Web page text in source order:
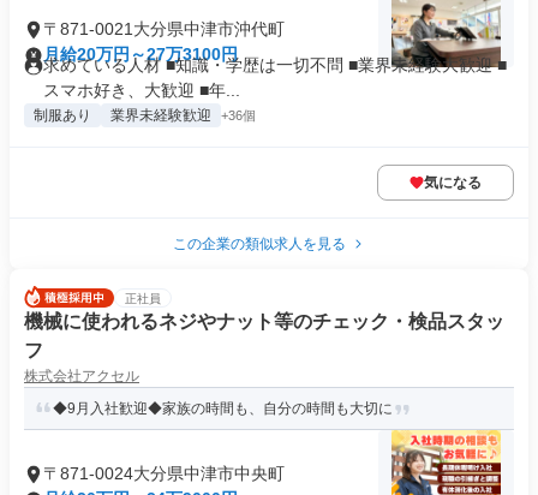
〒871-0021大分県中津市沖代町
月給20万円～27万3100円
求めている人材 ■知識・学歴は一切不問 ■業界未経験大歓迎 ■
スマホ好き、大歓迎 ■年...
制服あり 業界未経験歓迎 +36個
気になる
この企業の類似求人を見る
正社員
機械に使われるネジやナット等のチェック・検品スタッ
フ
株式会社アクセル
◆9月入社歓迎◆家族の時間も、自分の時間も大切に
〒871-0024大分県中津市中央町